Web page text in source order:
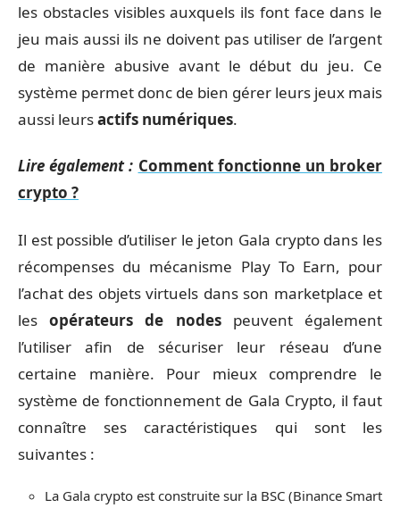
les obstacles visibles auxquels ils font face dans le
jeu mais aussi ils ne doivent pas utiliser de l’argent
de manière abusive avant le début du jeu. Ce
système permet donc de bien gérer leurs jeux mais
aussi leursactifs numériques.
Lire également : Comment fonctionne un broker
crypto ?
Il est possible d’utiliser le jeton Gala crypto dans les
récompenses du mécanisme Play To Earn, pour
l’achat des objets virtuels dans son marketplace et
lesopérateurs de nodespeuvent également
l’utiliser afin de sécuriser leur réseau d’une
certaine manière. Pour mieux comprendre le
système de fonctionnement de Gala Crypto, il faut
connaître ses caractéristiques qui sont les
suivantes :
La Gala crypto est construite sur la BSC (Binance Smart